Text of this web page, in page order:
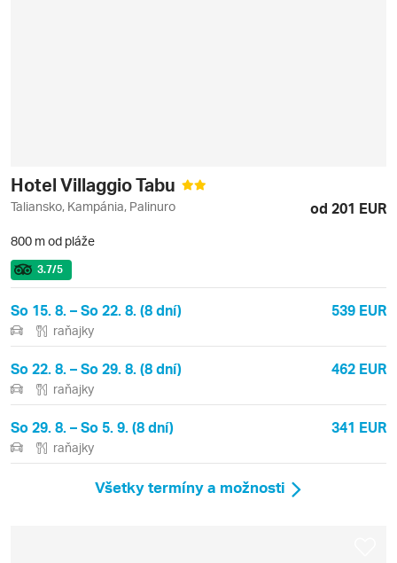
Hotel Villaggio Tabu
Taliansko, Kampánia, Palinuro od 201 EUR
800 m od pláže
3.7/5
So 15. 8. – So 22. 8. (8 dní) 539 EUR
raňajky
So 22. 8. – So 29. 8. (8 dní) 462 EUR
raňajky
So 29. 8. – So 5. 9. (8 dní) 341 EUR
raňajky
Všetky termíny a možnosti